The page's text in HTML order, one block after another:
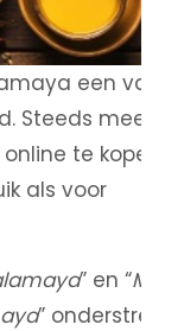
een vaste
Steeds meer
te kopen
als voor
” en “Mijn
”